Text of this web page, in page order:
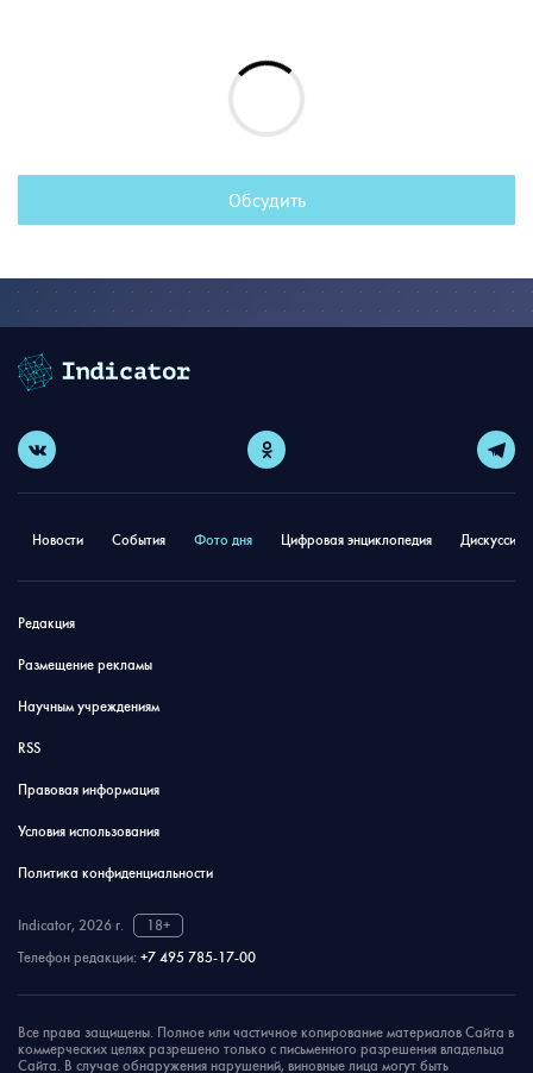
Обсудить
Новости События Фото дня Цифровая энциклопедия
Редакция
Размещение рекламы
Научным учреждениям
RSS
Правовая информация
Условия использования
Политика конфиденциальности
Indicator, 2026 г.
18+
Телефон редакции: +7 495 785-17-00
Все права защищены. Полное или частичное копирование материалов Сайта в
коммерческих целях разрешено только с письменного разрешения владельца
Сайта. В случае обнаружения нарушений, виновные лица могут быть